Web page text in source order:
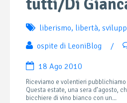
tutti/Di
liberismo, libertà,
ospite di LeoniBlog
/
18 Ago 2010
Riceviamo e volentieri
Questa estate, una sera d’agosto,
bicchiere di vino bianco con un...